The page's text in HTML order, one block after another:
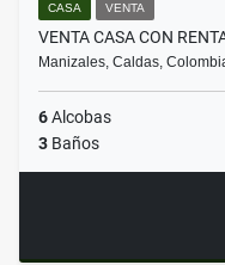
CASA VENTA
VENTA CASA CON
Manizales, Caldas,
6Alcobas
3 Baños